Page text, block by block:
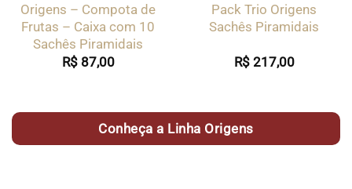
Origens – Compota de
Frutas – Caixa com 10
Sachês Piramidais
R$87,00
Pack Trio Origens
Sachês Piramidais
R$217,00
Conheça a Linha Origens